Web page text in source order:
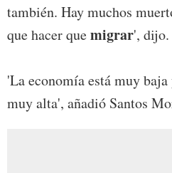
también. Hay muchos
que hacer quemigrar', dijo.
'La economía está muy
muy alta', añadió Santos